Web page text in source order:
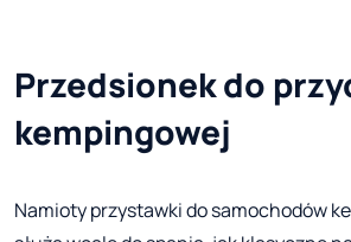
Przedsionek do
kempingowej
Namioty przystawki do samochodów